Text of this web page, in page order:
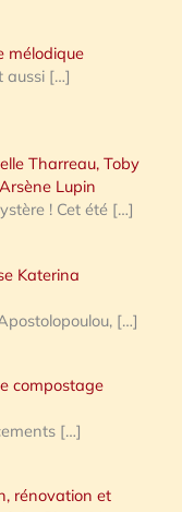
mélodique
aussi […]
Tharreau, Toby
Lupin
! Cet été […]
Katerina
[…]
compostage
[…]
rénovation et